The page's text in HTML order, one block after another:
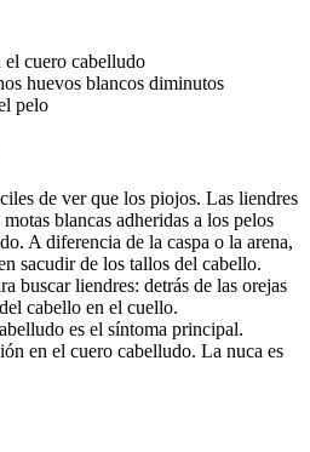
cuero cabelludo
huevos blancos diminutos
pelo
de ver que los piojos. Las liendres
blancas adheridas a los pelos
A diferencia de la caspa o la arena,
sacudir de los tallos del cabello.
buscar liendres: detrás de las orejas
cabello en el cuello.
es el síntoma principal.
en el cuero cabelludo. La nuca es